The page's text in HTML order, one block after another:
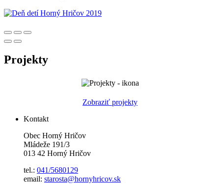
Projekty
Zobraziť projekty
Kontakt
Obec Horný Hričov
Mládeže 191/3
013 42 Horný Hričov
tel.: 041/5680129
email: starosta@hornyhricov.sk